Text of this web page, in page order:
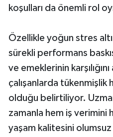
koşulları da önemli rol
Özellikle yoğun stres
sürekli performans
ve emeklerinin
çalışanlarda tükenmişlik
olduğu belirtiliyor.
zamanla hem iş verimini
yaşam kalitesini